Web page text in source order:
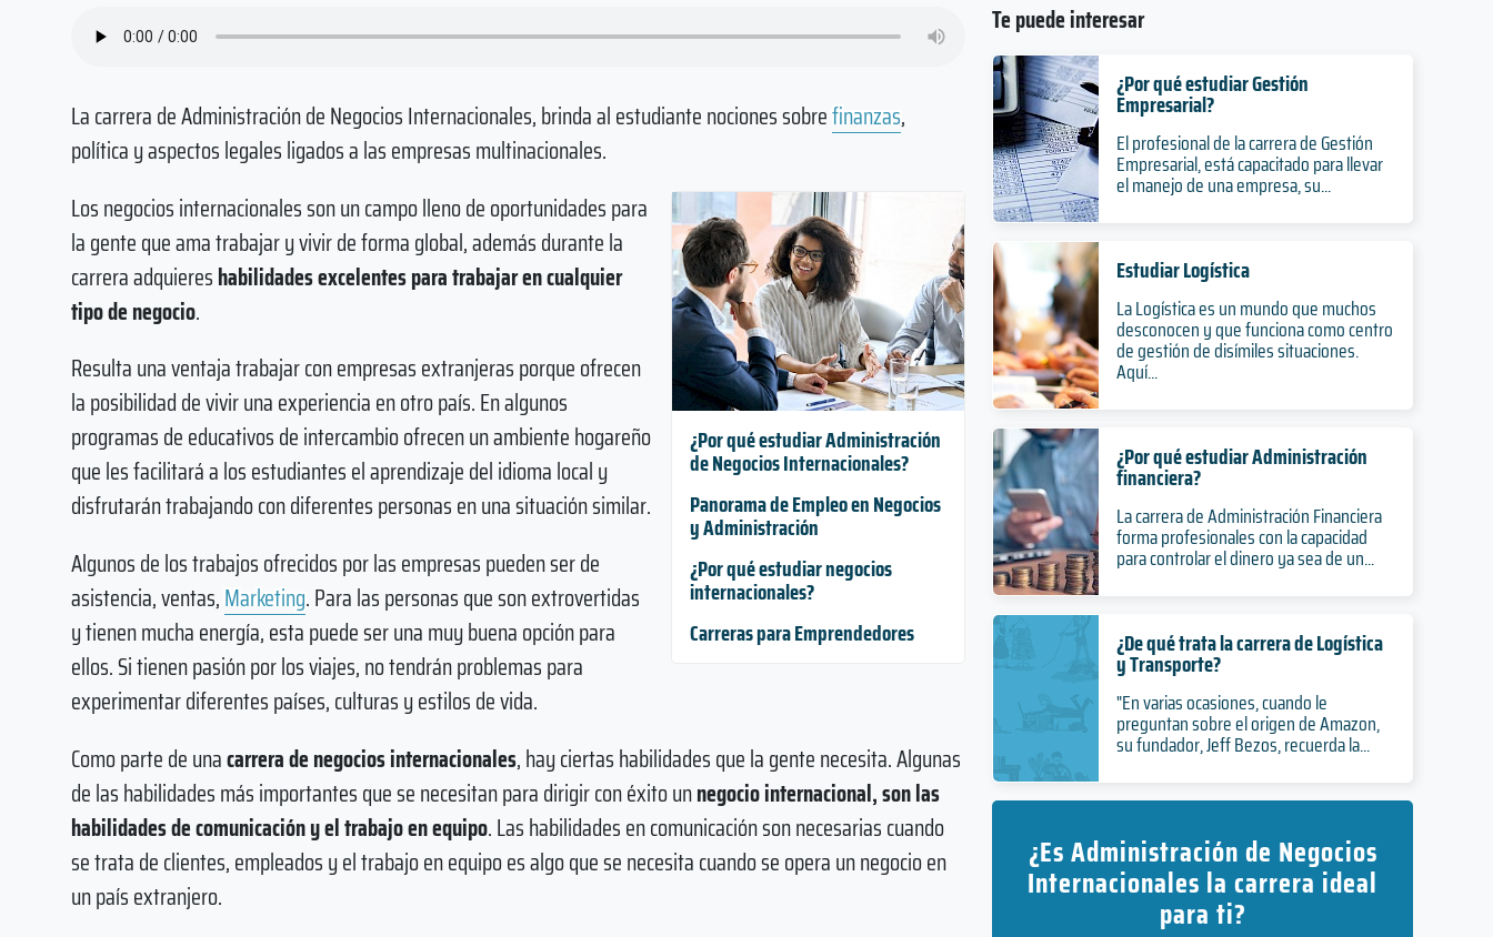
La carrera de Administración de Negocios Internacionales, brinda al estudiante nociones sobrefinanzas,
política y aspectos legales ligados a las empresas multinacionales.
¿Por qué estudiar Administración
de Negocios Internacionales?
Panorama de Empleo en Negocios
y Administración
¿Por qué estudiar negocios
internacionales?
Carreras para Emprendedores
Los negocios internacionales son un campo lleno de oportunidades para
la gente que ama trabajar y vivir de forma global, además durante la
carrera adquiereshabilidades excelentes para trabajar en cualquier
tipo de negocio.
Resulta una ventaja trabajar con empresas extranjeras porque ofrecen
la posibilidad de vivir una experiencia en otro país. En algunos
programas de educativos de intercambio ofrecen un ambiente hogareño
que les facilitará a los estudiantes el aprendizaje del idioma local y
disfrutarán trabajando con diferentes personas en una situación similar.
Algunos de los trabajos ofrecidos por las empresas pueden ser de
asistencia, ventas,Marketing. Para las personas que son extrovertidas
y tienen mucha energía, esta puede ser una muy buena opción para
ellos. Si tienen pasión por los viajes, no tendrán problemas para
experimentar diferentes países, culturas y estilos de vida.
Como parte de unacarrera de negocios internacionales, hay ciertas habilidades que la gente necesita. Algunas
de las habilidades más importantes que se necesitan para dirigir con éxito unnegocio internacional, son las
habilidades de comunicación y el trabajo en equipo. Las habilidades en comunicación son necesarias cuando
se trata de clientes, empleados y el trabajo en equipo es algo que se necesita cuando se opera un negocio en
un país extranjero.
Te puede interesar
¿Por qué estudiar Gestión
Empresarial?
El profesional de la carrera de Gestión
Empresarial, está capacitado para llevar
el manejo de una empresa, su...
Estudiar Logística
La Logística es un mundo que muchos
desconocen y que funciona como centro
de gestión de disímiles situaciones.
Aquí...
¿Por qué estudiar Administración
financiera?
La carrera de Administración Financiera
forma profesionales con la capacidad
para controlar el dinero ya sea de un...
¿De qué trata la carrera de Logística
y Transporte?
"En varias ocasiones, cuando le
preguntan sobre el origen de Amazon,
su fundador, Jeff Bezos, recuerda la...
¿Es Administración de Negocios
Internacionales la carrera ideal
para ti?